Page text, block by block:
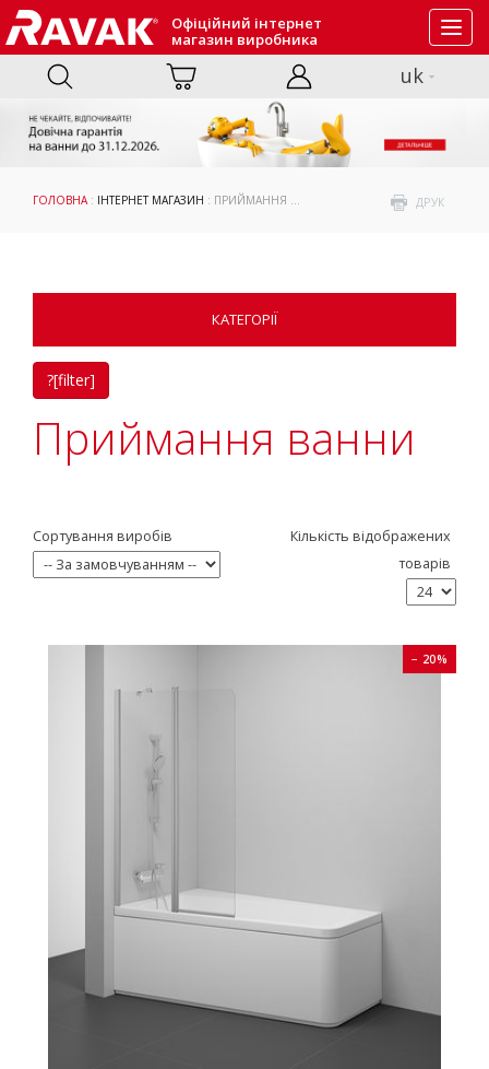
Офіційний інтернет
магазин виробника
uk
ДРУК
ГОЛОВНА : ІНТЕРНЕТ МАГАЗИН : ПРИЙМАННЯ ВАННИ
КАТЕГОРІЇ
?[filter]
Приймання ванни
Сортування виробів
Кількість відображених
товарів
− 20%